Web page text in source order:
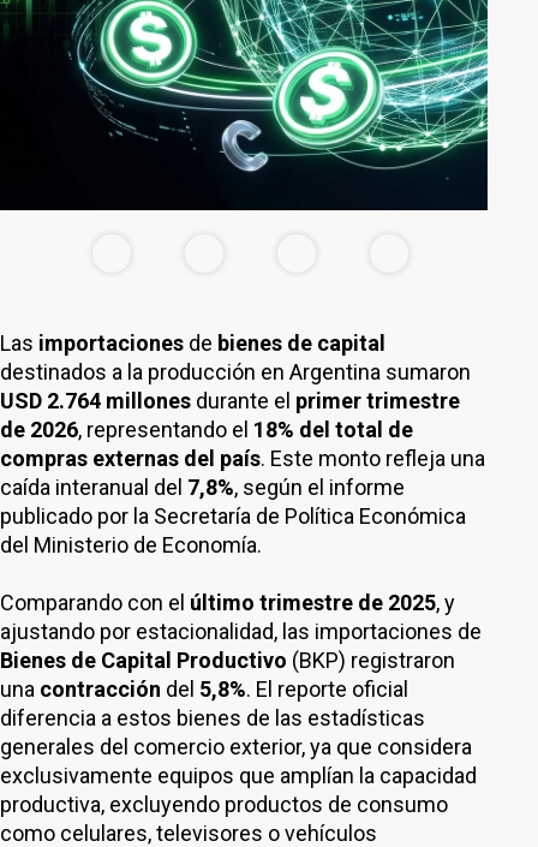
Las importaciones de bienes de capital
destinados a la producción en Argentina sumaron
USD 2.764 millones durante el primer trimestre
de 2026, representando el 18% del total de
compras externas del país. Este monto refleja una
caída interanual del 7,8%, según el informe
publicado por la Secretaría de Política Económica
del Ministerio de Economía.
Comparando con el último trimestre de 2025, y
ajustando por estacionalidad, las importaciones de
Bienes de Capital Productivo (BKP) registraron
una contracción del 5,8%. El reporte oficial
diferencia a estos bienes de las estadísticas
generales del comercio exterior, ya que considera
exclusivamente equipos que amplían la capacidad
productiva, excluyendo productos de consumo
como celulares, televisores o vehículos